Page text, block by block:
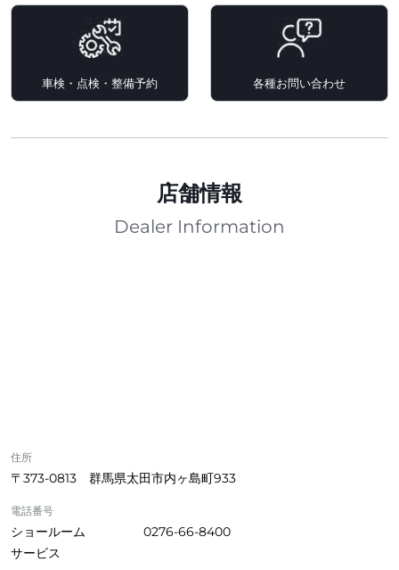
車検・点検・整備予約 各種お問い合わせ
店舗情報
Dealer Information
住所
〒373-0813 群馬県太田市内ヶ島町933
電話番号
ショールーム
0276-66-8400
サービス